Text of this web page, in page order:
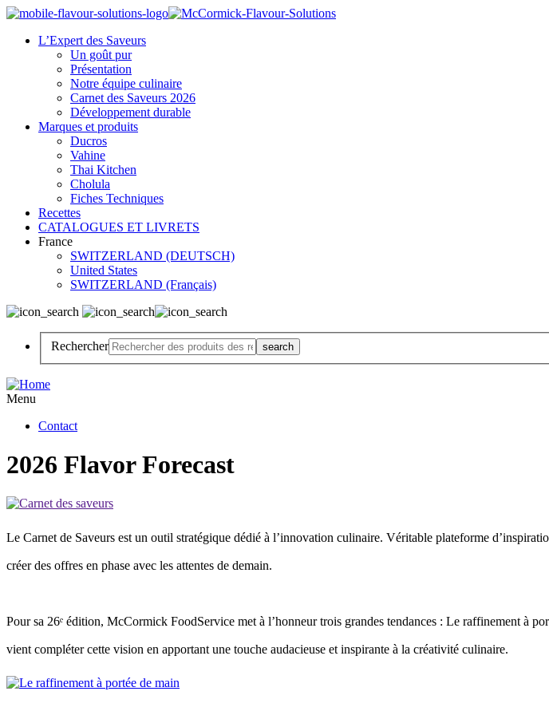
L’Expert des Saveurs
Un goût pur
Présentation
Notre équipe culinaire
Carnet des Saveurs 2026
Développement durable
Marques et produits
Ducros
Vahine
Thai Kitchen
Cholula
Fiches Techniques
Recettes
CATALOGUES ET LIVRETS
France
SWITZERLAND (DEUTSCH)
United States
SWITZERLAND (Français)
Rechercher
Menu
Contact
2026 Flavor Forecast
Le Carnet de Saveurs est un outil stratégique dédié à l’innovation culinaire. Véritable plateforme
créer des offres en phase avec les attentes de demain.
Pour sa 26ᵉ édition, McCormick FoodService met à l’honneur trois grandes tendances : Le raffinement à
vient compléter cette vision en apportant une touche audacieuse et inspirante à la créativité culinaire.